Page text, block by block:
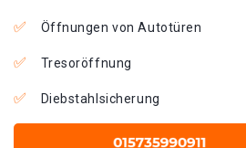
Öffnungen von Autotüren
Tresoröffnung
Diebstahlsicherung